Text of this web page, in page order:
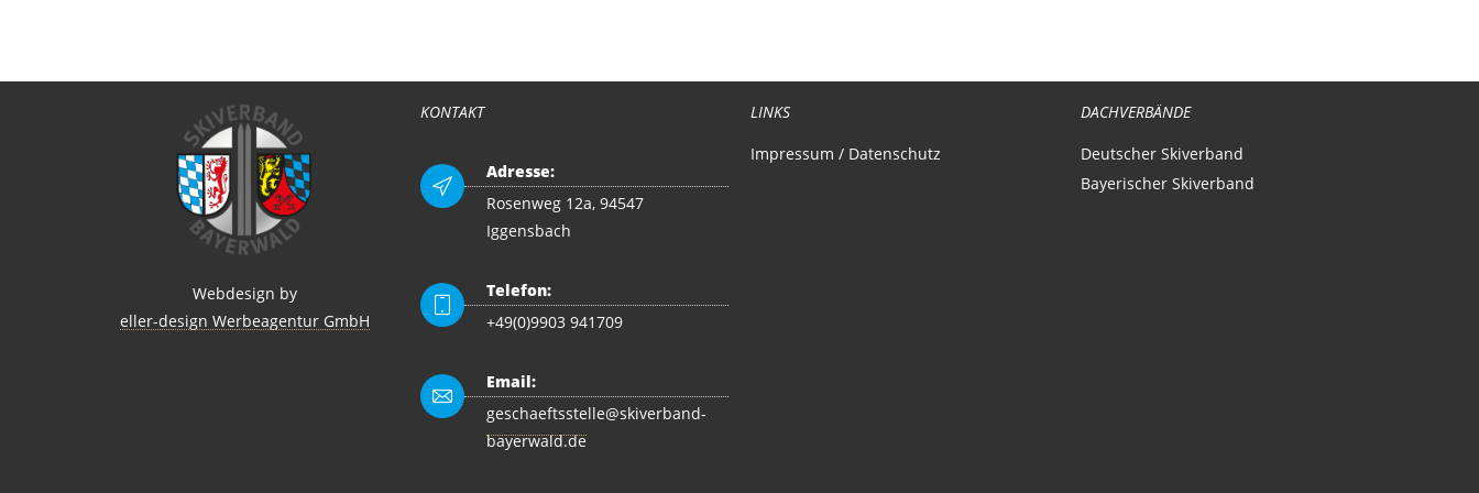
Webdesign by
eller-design Werbeagentur GmbH
KONTAKT
Adresse:
Rosenweg 12a, 94547
Iggensbach
Telefon:
+49(0)9903 941709
Email:
geschaeftsstelle@skiverband-
bayerwald.de
LINKS
Impressum / Datenschutz
DACHVERBÄNDE
Deutscher Skiverband
Bayerischer Skiverband